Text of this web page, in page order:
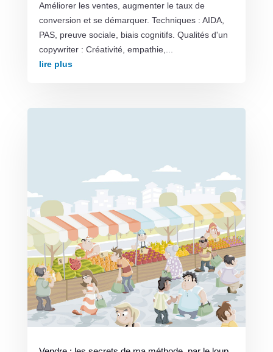
Améliorer les ventes, augmenter le taux de
conversion et se démarquer. Techniques : AIDA,
PAS, preuve sociale, biais cognitifs. Qualités d'un
copywriter : Créativité, empathie,...
lire plus